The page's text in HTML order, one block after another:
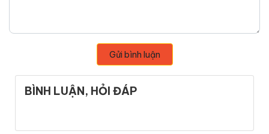
Gửi bình luận
BÌNH LUẬN, HỎI ĐÁP